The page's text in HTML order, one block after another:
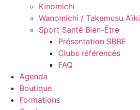
Kinomichi
Wanomichi / Takemusu Aïki
Sport Santé Bien-Être
Présentation SBBE
Clubs référencés
FAQ
Agenda
Boutique
Formations